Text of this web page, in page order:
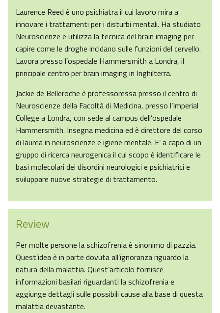
Laurence Reed è uno psichiatra il cui lavoro mira a
innovare i trattamenti per i disturbi mentali. Ha studiato
Neuroscienze e utilizza la tecnica del brain imaging per
capire come le droghe incidano sulle funzioni del cervello.
Lavora presso l’ospedale Hammersmith a Londra, il
principale centro per brain imaging in Inghilterra.
Jackie de Belleroche è professoressa presso il centro di
Neuroscienze della Facoltà di Medicina, presso l’Imperial
College a Londra, con sede al campus dell’ospedale
Hammersmith. Insegna medicina ed è direttore del corso
di laurea in neuroscienze e igiene mentale. E’ a capo di un
gruppo di ricerca neurogenica il cui scopo è identificare le
basi molecolari dei disordini neurologici e psichiatrici e
sviluppare nuove strategie di trattamento.
Review
Per molte persone la schizofrenia è sinonimo di pazzia.
Quest’idea è in parte dovuta all’ignoranza riguardo la
natura della malattia. Quest’articolo fornisce
informazioni basilari riguardanti la schizofrenia e
aggiunge dettagli sulle possibili cause alla base di questa
malattia devastante.